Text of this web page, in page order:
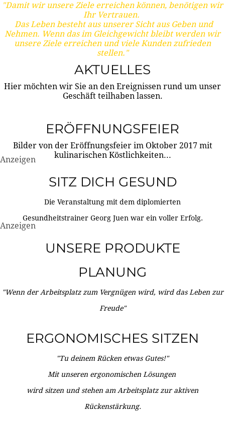
"Damit wir unsere Ziele erreichen können, benötigen wir
Ihr Vertrauen.
Das Leben besteht aus unserer Sicht aus Geben und
Nehmen. Wenn das im Gleichgewicht bleibt werden wir
unsere Ziele erreichen und viele Kunden zufrieden
stellen."
AKTUELLES
Hier möchten wir Sie an den Ereignissen rund um unser
Geschäft teilhaben lassen.
ERÖFFNUNGSFEIER
Bilder von der Eröffnungsfeier im Oktober 2017 mit
kulinarischen Köstlichkeiten...
Anzeigen
SITZ DICH GESUND
Die Veranstaltung mit dem diplomierten
Gesundheitstrainer Georg Juen war ein voller Erfolg.
Anzeigen
UNSERE PRODUKTE
PLANUNG
"Wenn der Arbeitsplatz zum Vergnügen wird, wird das Leben zur
Freude"
ERGONOMISCHES SITZEN
"Tu deinem Rücken etwas Gutes!"
Mit unseren ergonomischen Lösungen
wird sitzen und stehen am Arbeitsplatz zur aktiven
Rückenstärkung.